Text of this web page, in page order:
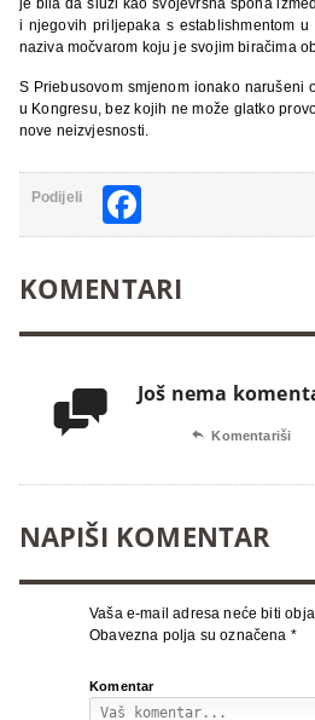
i njegovih priljepaka s establishmentom
naziva močvarom koju je svojim biračima
S Priebusovom smjenom ionako narušeni
u Kongresu, bez kojih ne može glatko
nove neizvjesnosti.
Podijeli
KOMENTARI
 Još nema
 Komentariši
NAPIŠI KOMENTAR
Vaša e-mail adresa neće biti
Obavezna polja su označena *
Komentar